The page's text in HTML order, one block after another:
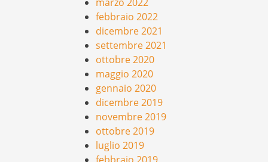
febbraio 2022
dicembre 2021
settembre 2021
ottobre 2020
maggio 2020
gennaio 2020
dicembre 2019
novembre 2019
ottobre 2019
luglio 2019